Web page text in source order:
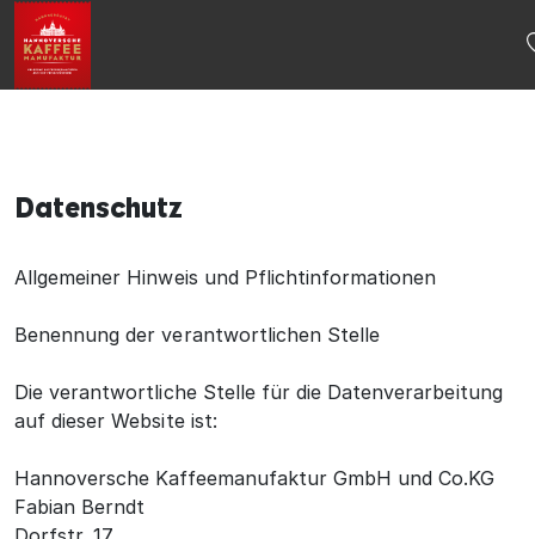
Datenschutz
Allgemeiner Hinweis und Pflichtinformationen
Benennung der verantwortlichen Stelle
Die verantwortliche Stelle für die Datenverarbeitung
auf dieser Website ist:
Hannoversche Kaffeemanufaktur GmbH und Co.KG
Fabian Berndt